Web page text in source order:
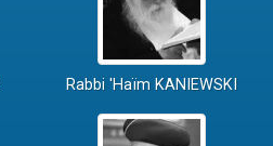
Rabbi 'Haïm KANIEWSKI